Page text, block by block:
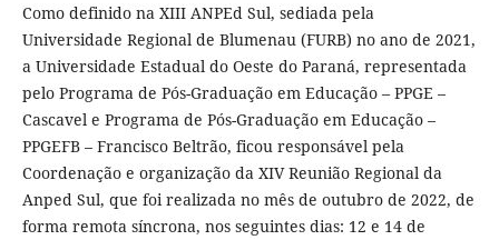
Como definido na XIII ANPEd Sul, sediada pela
Universidade Regional de Blumenau (FURB) no ano de 2021,
a Universidade Estadual do Oeste do Paraná, representada
pelo Programa de Pós-Graduação em Educação – PPGE –
Cascavel e Programa de Pós-Graduação em Educação –
PPGEFB – Francisco Beltrão, ficou responsável pela
Coordenação e organização da XIV Reunião Regional da
Anped Sul, que foi realizada no mês de outubro de 2022, de
forma remota síncrona, nos seguintes dias: 12 e 14 de